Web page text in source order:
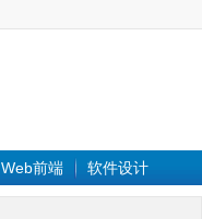
Web前端 软件设计